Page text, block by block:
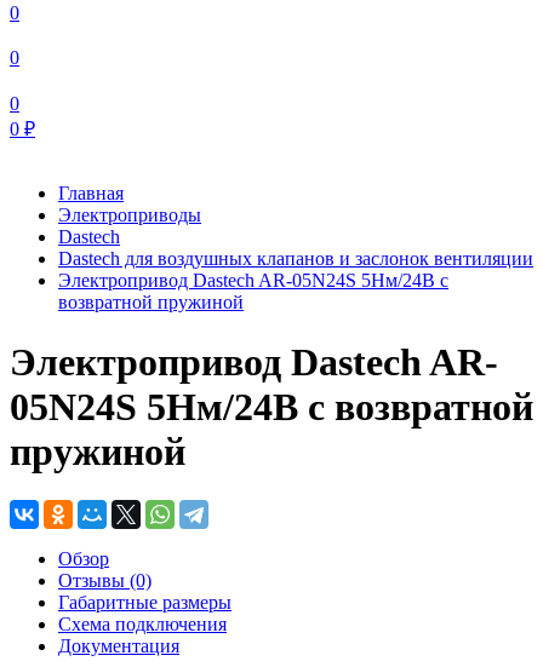
0
0
0
0 ₽
Главная
Электроприводы
Dastech
Dastech для воздушных клапанов и заслонок вентиляции
Электропривод Dastech AR-05N24S 5Нм/24В с
возвратной пружиной
Электропривод Dastech AR-
05N24S 5Нм/24В с возвратной
пружиной
Обзор
Отзывы (0)
Габаритные размеры
Схема подключения
Документация